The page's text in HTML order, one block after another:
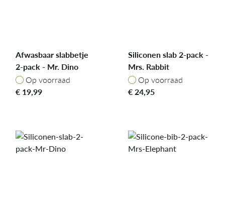
Afwasbaar slabbetje
2-pack - Mr. Dino
Op voorraad
Op voorraad
€ 19,99
Siliconen slab 2-pack -
Mrs. Rabbit
Op voorraad
Op voorraad
€24,95